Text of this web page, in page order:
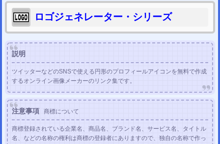
ロゴジェネレーター・シリーズ
説明
ツイッターなどのSNSで使える円形のプロフィールアイコンを無料で作成
するオンライン画像メーカーのリンク集です。
注意事項 商標について
商標登録されている企業名、商品名、ブランド名、サービス名、タイトル
名、などの名称の権利は商標の登録者にありますので、独自の名称で作っ